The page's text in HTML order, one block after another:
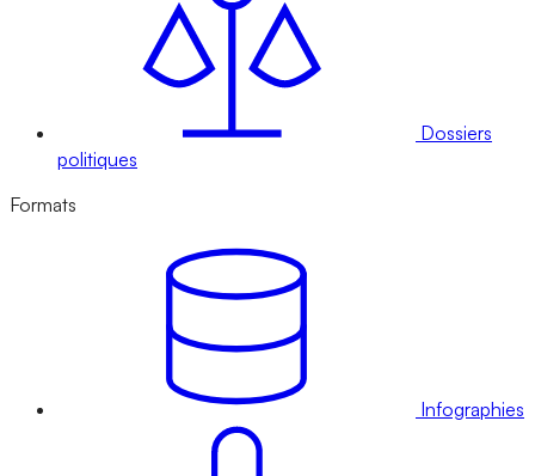
Dossiers
politiques
Formats
Infographies